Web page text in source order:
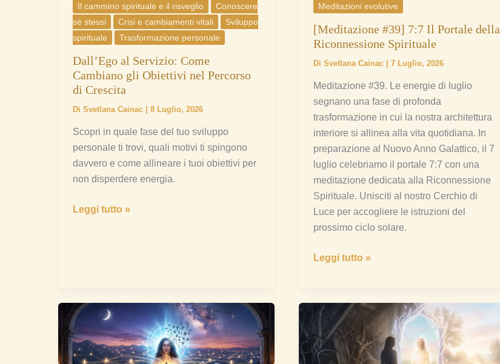
Il cammino spirituale e il risveglio
Conoscere
sé stessi
Crisi e cambiamenti vitali
Sviluppo
spirituale
Trasformazione personale
Dall’Ego al Servizio: Come
Cambiano gli Obiettivi nel Percorso
di Crescita
Di Svetlana Cainac | 8 Luglio, 2026
Scopri in quale fase del tuo sviluppo
personale ti trovi, quali motivi ti spingono
davvero e come allineare i tuoi obiettivi per
non disperdere energia.
di
Crescita
Leggi tutto »
Meditazioni evolutive
[Meditazione #39] 7:7 Il Portale della
Riconnessione Spirituale
DiSvetlana Cainac |7 Luglio, 2026
Meditazione #39. Le energie di luglio
segnano una fase di profonda
trasformazione in cui la nostra architettura
interiore si allinea alla vita quotidiana. In
preparazione al Nuovo Anno Galattico, il 7
luglio celebriamo il portale 7:7 con una
meditazione dedicata alla Riconnessione
Spirituale. Unisciti al nostro Cerchio di
Luce per accogliere le istruzioni del
prossimo ciclo solare.
Leggi tutto »
Cosa
diventa
il
motivo
Motivo
della
Trasformazione: